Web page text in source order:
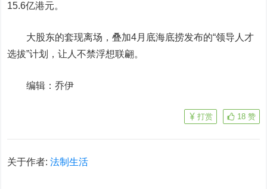
15.6亿港元。
大股东的套现离场，叠加4月底海底捞发布的“领导人才
选拔”计划，让人不禁浮想联翩。
编辑：乔伊
18 赞
打赏
关于作者:法制生活